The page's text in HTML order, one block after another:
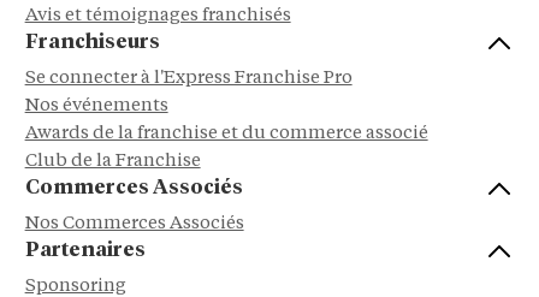
Avis et témoignages franchisés
Franchiseurs
Se connecter à l'Express Franchise Pro
Nos événements
Awards de la franchise et du commerce associé
Club de la Franchise
Commerces Associés
Nos Commerces Associés
Partenaires
Sponsoring